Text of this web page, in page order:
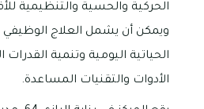
الحركية والحسية والتنظيمية
ويمكن أن يشمل العلاج الوظيفي
الحياتية اليومية وتنمية
الأدوات والتقنيات المساعدة.